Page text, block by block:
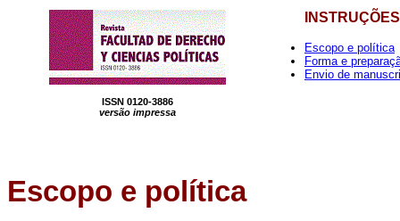
ISSN 0120-3886
versão impressa
Escopo e política
Forma e
Envio de
Escopo e política